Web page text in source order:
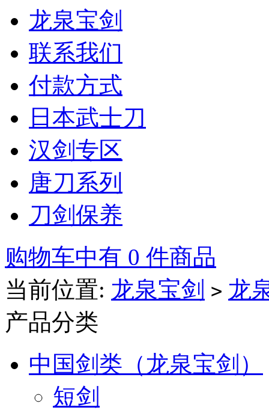
龙泉宝剑
联系我们
付款方式
日本武士刀
汉剑专区
唐刀系列
刀剑保养
购物车中有 0 件商品
当前位置: 龙泉宝剑 > 龙
产品分类
中国剑类（龙泉宝剑）
短剑